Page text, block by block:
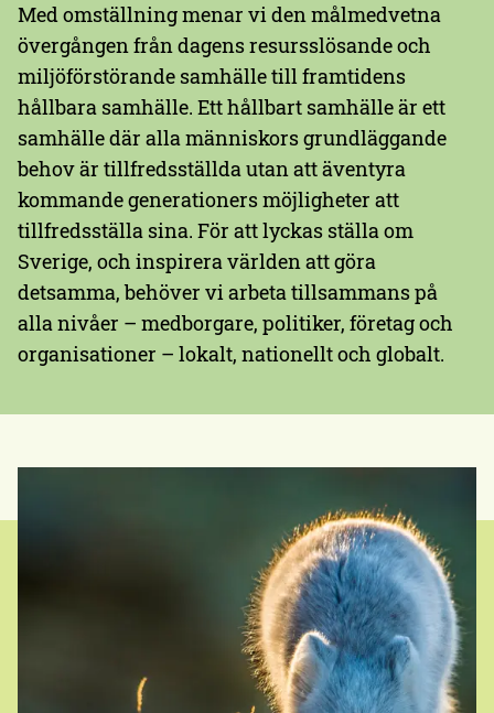
Med omställning menar vi den målmedvetna
övergången från dagens resursslösande och
miljöförstörande samhälle till framtidens
hållbara samhälle. Ett hållbart samhälle är ett
samhälle där alla människors grundläggande
behov är tillfredsställda utan att äventyra
kommande generationers möjligheter att
tillfredsställa sina. För att lyckas ställa om
Sverige, och inspirera världen att göra
detsamma, behöver vi arbeta tillsammans på
alla nivåer – medborgare, politiker, företag och
organisationer – lokalt, nationellt och globalt.